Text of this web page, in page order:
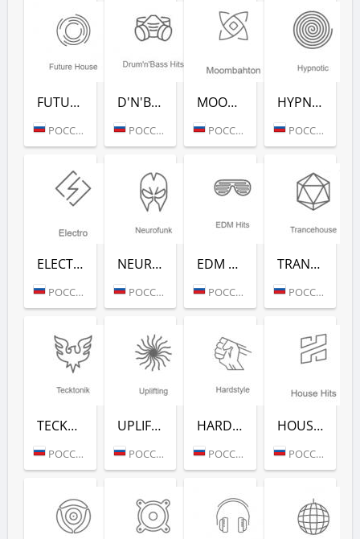
FUTURE HOUSE (РАДИО РЕКОРД)
РОССИЯ (МОСКВА)
D'N'B CLASSICS (РАДИО РЕКОРД)
РОССИЯ (МОСКВА)
MOOMBAHTON (РАДИО РЕКОРД)
РОССИЯ (МОСКВА)
HYPNOTIC (РАДИО РЕКОРД)
РОССИЯ (МОСКВА)
ELECTRO (РАДИО РЕКОРД)
РОССИЯ (МОСКВА)
NEUROFUNK (РАДИО РЕКОРД)
РОССИЯ (МОСКВА)
EDM CLASSICS (РАДИО РЕКОРД)
РОССИЯ (МОСКВА)
TRANCEHOUSE (РАДИО РЕКОРД)
РОССИЯ (МОСКВА)
TECKTONIK (РАДИО РЕКОРД)
РОССИЯ (МОСКВА)
UPLIFTING (РАДИО РЕКОРД)
РОССИЯ (МОСКВА)
HARDSTYLE (РАДИО РЕКОРД)
РОССИЯ (МОСКВА)
HOUSE HITS (РАДИО РЕКОРД)
РОССИЯ (МОСКВА)